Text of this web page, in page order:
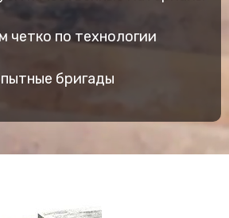
четко по технологии
бригады